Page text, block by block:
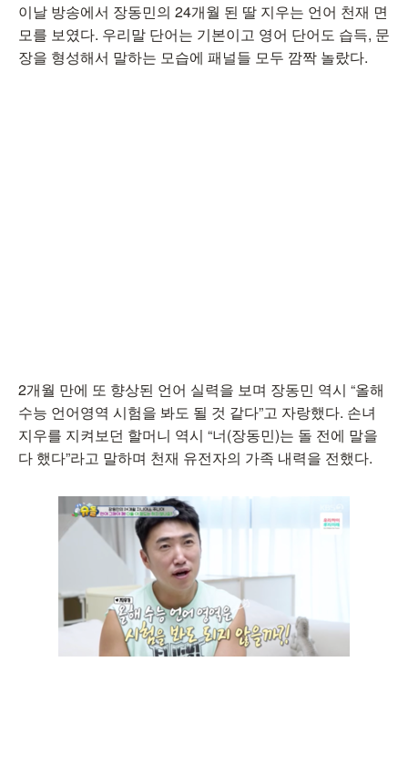
이날 방송에서 장동민의 24개월 된 딸 지우는 언어 천재 면
모를 보였다. 우리말 단어는 기본이고 영어 단어도 습득, 문
장을 형성해서 말하는 모습에 패널들 모두 깜짝 놀랐다.
2개월 만에 또 향상된 언어 실력을 보며 장동민 역시 “올해
수능 언어영역 시험을 봐도 될 것 같다”고 자랑했다. 손녀
지우를 지켜보던 할머니 역시 “너(장동민)는 돌 전에 말을
다 했다”라고 말하며 천재 유전자의 가족 내력을 전했다.